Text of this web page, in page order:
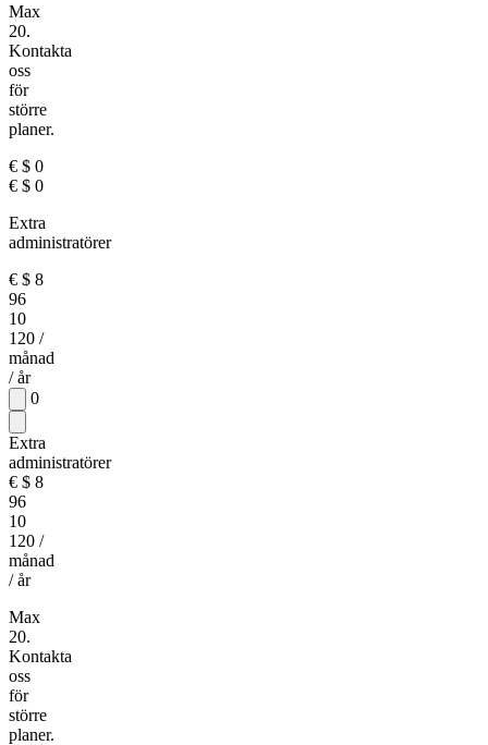
Max
20.
Kontakta
oss
för
större
planer.
€ $ 0
€ $ 0
Extra
administratörer
€ $ 8
96
10
120 /
månad
/ år
0
Extra
administratörer
€ $ 8
96
10
120 /
månad
/ år
Max
20.
Kontakta
oss
för
större
planer.